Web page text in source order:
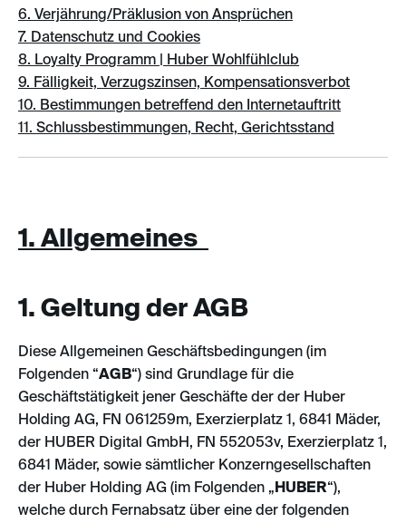
6. Verjährung/Präklusion von Ansprüchen
7. Datenschutz und Cookies
8. Loyalty Programm | Huber Wohlfühlclub
9. Fälligkeit, Verzugszinsen, Kompensationsverbot
10. Bestimmungen betreffend den Internetauftritt
11. Schlussbestimmungen, Recht, Gerichtsstand
1. Allgemeines
1. Geltung der AGB
Diese Allgemeinen Geschäftsbedingungen (im
Folgenden “AGB“) sind Grundlage für die
Geschäftstätigkeit jener Geschäfte der der Huber
Holding AG, FN 061259m, Exerzierplatz 1, 6841 Mäder,
der HUBER Digital GmbH, FN 552053v, Exerzierplatz 1,
6841 Mäder, sowie sämtlicher Konzerngesellschaften
der Huber Holding AG (im Folgenden „HUBER“),
welche durch Fernabsatz über eine der folgenden